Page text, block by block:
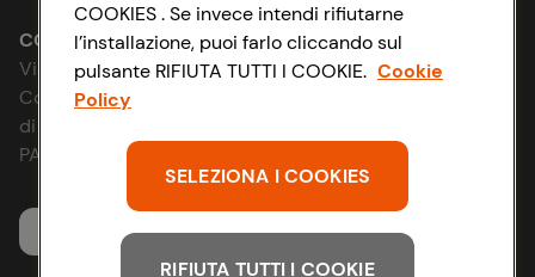
Accessibilità
D&I e Parità di Genere
Strategia Fiscale
Le cooperative
News & Approfondimenti
Richiami prodotto
Whistleblowing
CONAD SOCIETÀ COOPERATIVA
Via Michelino, 59 | 40127 BOLOGNA
Codice Fiscale e Registro Imprese
di Bologna 00865960157
PARTITA IVA 03320960374
Servizio clienti
COOKIES . Se invece intendi rifiutarne
l’installazione, puoi farlo cliccando sul
pulsante RIFIUTA TUTTI I COOKIE. Cookie
Policy
SELEZIONA I COOKIES
RIFIUTA TUTTI I COOKIE